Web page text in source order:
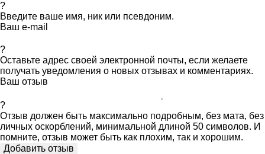
?
Введите ваше имя, ник или псевдоним.
Ваш e-mail
?
Оставьте адрес своей электронной почты, если желаете
получать уведомления о новых отзывах и комментариях.
Ваш отзыв
?
Отзыв должен быть максимально подробным, без мата, без
личных оскорблений, минимальной длиной 50 символов. И
помните, отзыв может быть как плохим, так и хорошим.